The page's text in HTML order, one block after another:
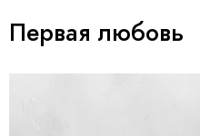
Первая любовь